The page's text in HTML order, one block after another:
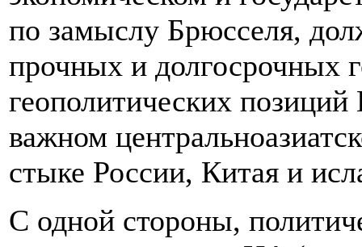
по замыслу Брюсселя,
прочных и долгосрочных
геополитических позиций
важном
стыке России, Китая и
С одной стороны,